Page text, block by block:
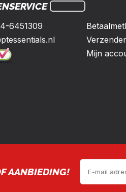
6451309
Mijn
AANBIEDING!